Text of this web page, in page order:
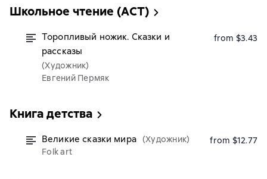
Школьное чтение (АСТ)
Торопливый ножик. Сказки и
рассказы
(Художник)
Евгений Пермяк
from $3.43
Книга детства
Великие сказки мира (Художник)
Folk art
from $12.77